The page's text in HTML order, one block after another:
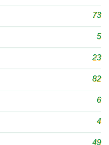
73
5
23
82
6
4
49